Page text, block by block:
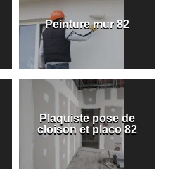
Peinture mur 82
Plaquiste pose de
cloison et placo 82